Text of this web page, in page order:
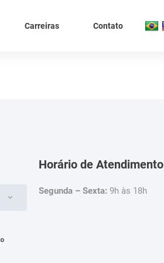
Carreiras Contato
Horário de Atendimento
Segunda – Sexta: 9h às 18h